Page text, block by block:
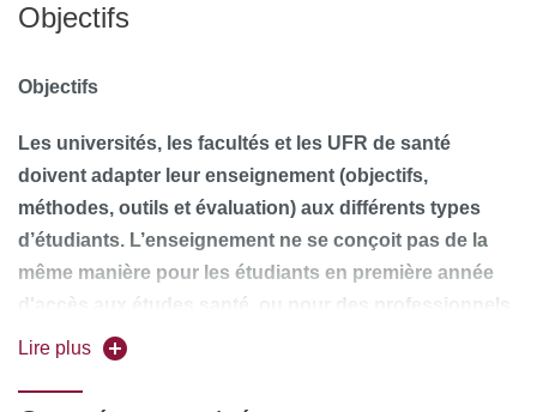
Si vous souhaitez candidater, merci d'adresser au
suivante:
- lettre de motivation (indiquant
votre projet professionnel et son
calendrier);
- copie de vos diplômes
- CV
Objectifs
Objectifs
Les universités, les facultés et les UFR de santé
doivent adapter leur enseignement (objectifs,
méthodes, outils et évaluation) aux différents types
d’étudiants. L’enseignement ne se conçoit pas de la
même manière pour les étudiants en première année
d'accès aux études santé ou pour des professionnels
ayant 15 ans d’expérience professionnelle.
Lire plus